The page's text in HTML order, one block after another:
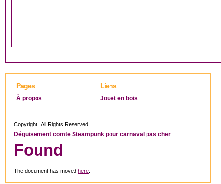
Pages
À propos
Liens
Jouet en bois
Copyright . All Rights Reserved.
Déguisement comte Steampunk pour carnaval pas cher
Found
The document has moved here